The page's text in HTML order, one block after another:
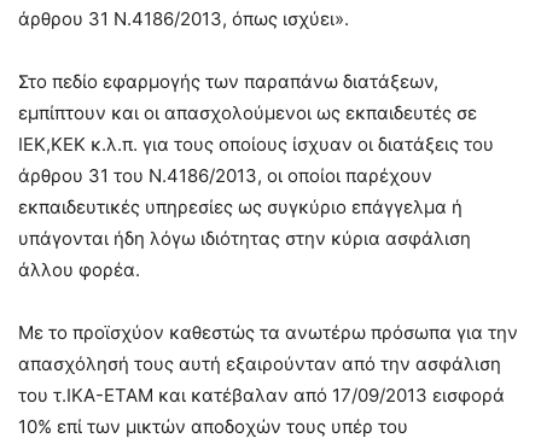
άρθρου 31 Ν.4186/2013, όπως ισχύει».
Στο πεδίο εφαρμογής των παραπάνω διατάξεων,
εμπίπτουν και οι απασχολούμενοι ως εκπαιδευτές σε
ΙΕΚ,ΚΕΚ κ.λ.π. για τους οποίους ίσχυαν οι διατάξεις του
άρθρου 31 του Ν.4186/2013, οι οποίοι παρέχουν
εκπαιδευτικές υπηρεσίες ως συγκύριο επάγγελμα ή
υπάγονται ήδη λόγω ιδιότητας στην κύρια ασφάλιση
άλλου φορέα.
Με το προϊσχύον καθεστώς τα ανωτέρω πρόσωπα για την
απασχόλησή τους αυτή εξαιρούνταν από την ασφάλιση
του τ.ΙΚΑ-ΕΤΑΜ και κατέβαλαν από 17/09/2013 εισφορά
10% επί των μικτών αποδοχών τους υπέρ του